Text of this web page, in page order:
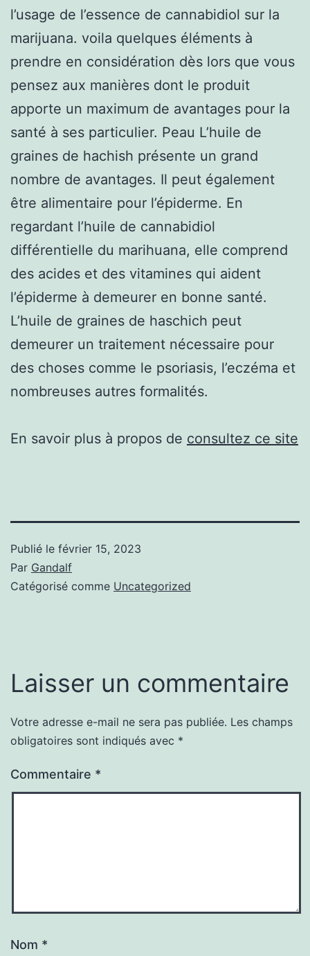
l’usage de l’essence de cannabidiol sur la
marijuana. voila quelques éléments à
prendre en considération dès lors que vous
pensez aux manières dont le produit
apporte un maximum de avantages pour la
santé à ses particulier. Peau L’huile de
graines de hachish présente un grand
nombre de avantages. Il peut également
être alimentaire pour l’épiderme. En
regardant l’huile de cannabidiol
différentielle du marihuana, elle comprend
des acides et des vitamines qui aident
l’épiderme à demeurer en bonne santé.
L’huile de graines de haschich peut
demeurer un traitement nécessaire pour
des choses comme le psoriasis, l’eczéma et
nombreuses autres formalités.
En savoir plus à propos de consultez ce site
Publié le février 15, 2023
Par Gandalf
Catégorisé comme Uncategorized
Laisser un commentaire
Votre adresse e-mail ne sera pas publiée. Les champs
obligatoires sont indiqués avec *
Commentaire *
Nom *